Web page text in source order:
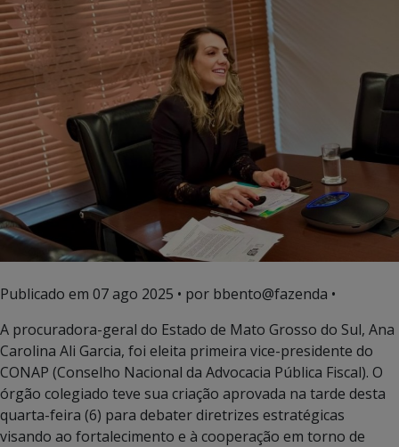
Publicado em 07 ago 2025 • por bbento@fazenda •
A procuradora-geral do Estado de Mato Grosso do Sul, Ana
Carolina Ali Garcia, foi eleita primeira vice-presidente do
CONAP (Conselho Nacional da Advocacia Pública Fiscal). O
órgão colegiado teve sua criação aprovada na tarde desta
quarta-feira (6) para debater diretrizes estratégicas
visando ao fortalecimento e à cooperação em torno de